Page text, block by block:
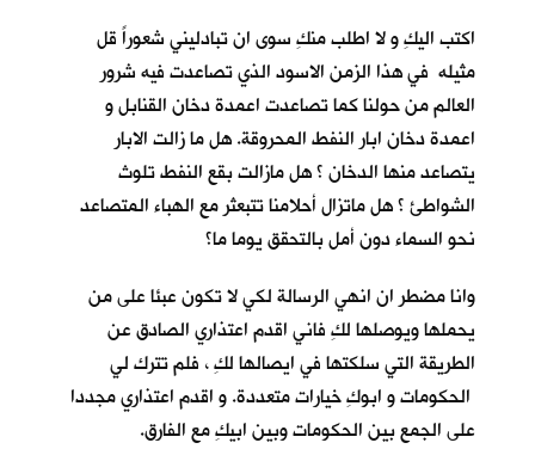
اكتب اليكِ و لا اطلب منكِ سوى ان تبادليني شعوراً قل
مثيله في هذا الزمن الاسود الذي تصاعدت فيه شرور
العالم من حولنا كما تصاعدت اعمدة دخان القنابل و
اعمدة دخان ابار النفط المحروقة. هل ما زالت الابار
يتصاعد منها الدخان ؟ هل مازالت بقع النفط تلوث
الشواطئ ؟ هل ماتزال أحلامنا تتبعثر مع الهباء المتصاعد
نحو السماء دون أمل بالتحقق يوما ما؟
وانا مضطر ان انهي الرسالة لكي لا تكون عبئا على من
يحملها ويوصلها لكِ فاني اقدم اعتذاري الصادق عن
الطريقة التي سلكتها في ايصالها لكِ ، فلم تترك لي
الحكومات و ابوكِ خيارات متعددة. و اقدم اعتذاري مجددا
على الجمع بين الحكومات وبين ابيكِ مع الفارق.